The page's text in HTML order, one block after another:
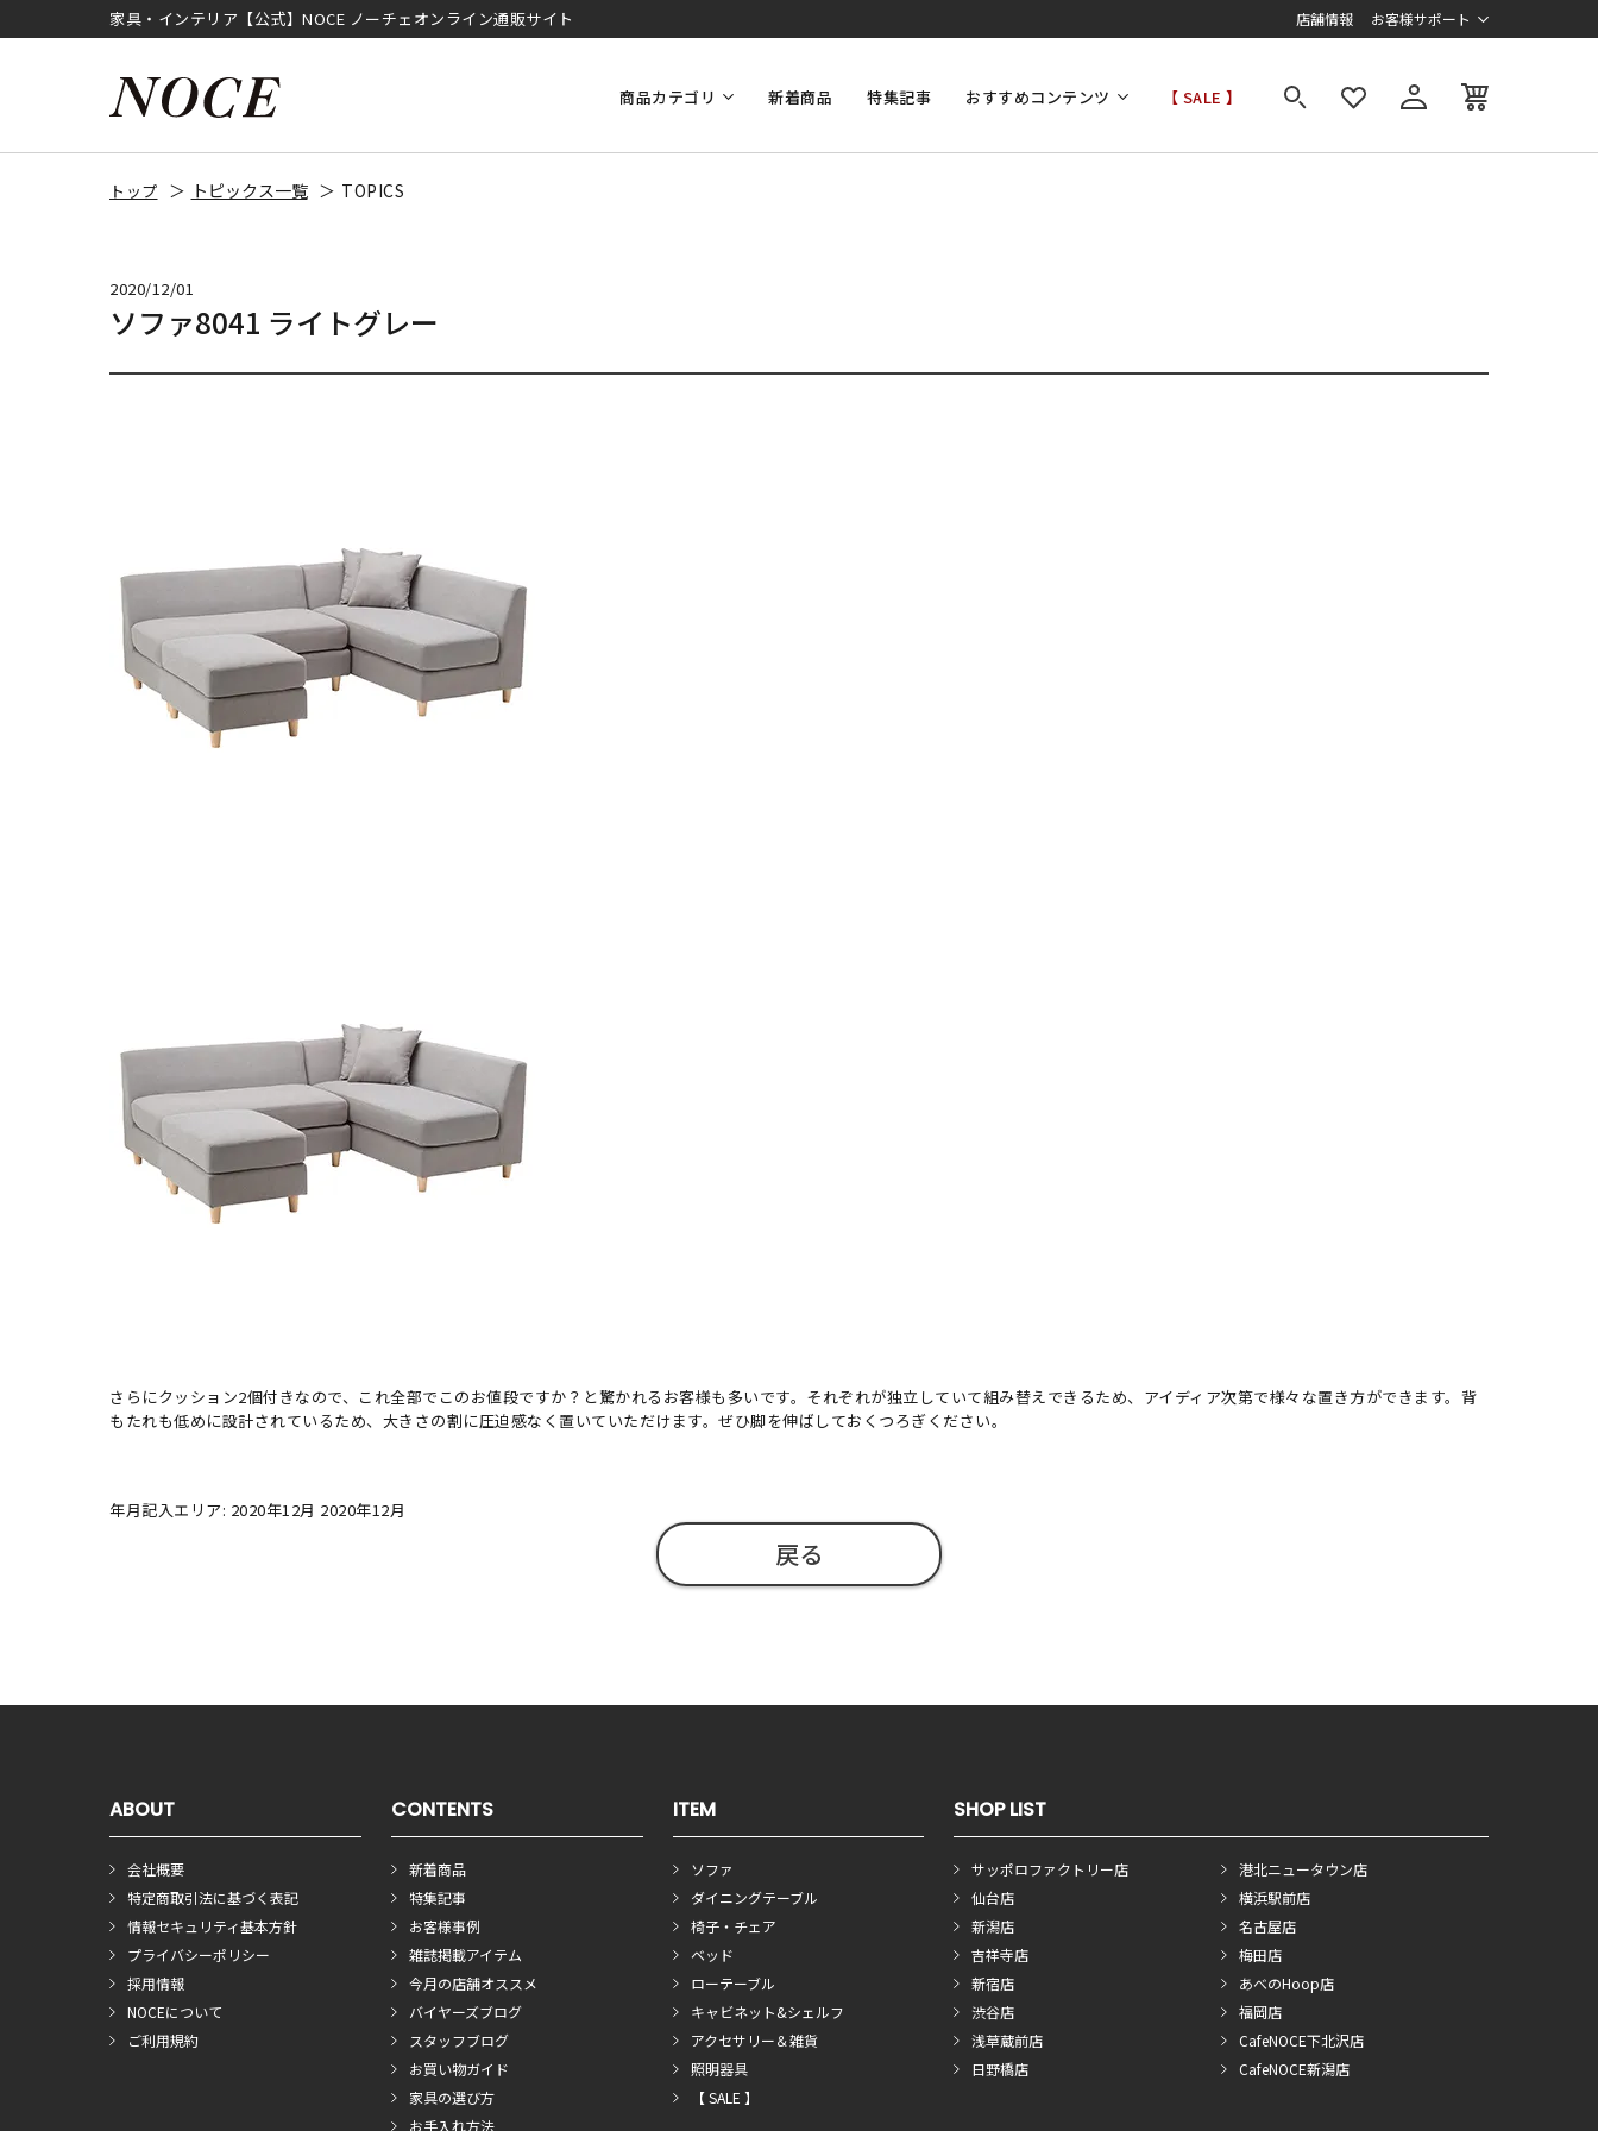
家具・インテリア【公式】NOCE ノーチェオンライン通販サイト 店舗情報 お客様サポート
商品カテゴリ 新着商品 特集記事 おすすめコンテンツ 【 SALE 】
トップ トピックス一覧 TOPICS
2020/12/01
ソファ8041 ライトグレー
さらにクッション2個付きなので、これ全部でこのお値段ですか？と驚かれるお客様も多いです。それぞれが独立していて組み替えできるため、アイディア次第で様々な置き方ができます。背
もたれも低めに設計されているため、大きさの割に圧迫感なく置いていただけます。ぜひ脚を伸ばしておくつろぎください。
年月記入エリア: 2020年12月 2020年12月
戻る
ABOUT
会社概要
特定商取引法に基づく表記
情報セキュリティ基本方針
プライバシーポリシー
採用情報
NOCEについて
ご利用規約
CONTENTS
新着商品
特集記事
お客様事例
雑誌掲載アイテム
今月の店舗オススメ
バイヤーズブログ
スタッフブログ
お買い物ガイド
家具の選び方
お手入れ方法
ITEM
ソファ
ダイニングテーブル
椅子・チェア
ベッド
ローテーブル
キャビネット&シェルフ
アクセサリー＆雑貨
照明器具
【 SALE 】
SHOP LIST
サッポロファクトリー店
仙台店
新潟店
吉祥寺店
新宿店
渋谷店
浅草蔵前店
日野橋店
港北ニュータウン店
横浜駅前店
名古屋店
梅田店
あべのHoop店
福岡店
CafeNOCE下北沢店
CafeNOCE新潟店